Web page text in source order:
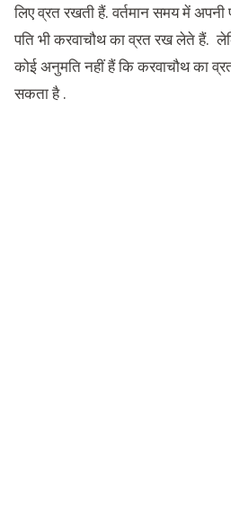
लिए व्रत रखती हैं. वर्तमान समय में
पति भी करवाचौथ का व्रत रख लेते हैं.
कोई अनुमति नहीं हैं कि करवाचौथ का
सकता है .